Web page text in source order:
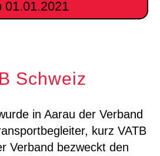
01.01.2021
Schweiz
in Aarau der Verband
kurz VATB
Verband bezweckt den